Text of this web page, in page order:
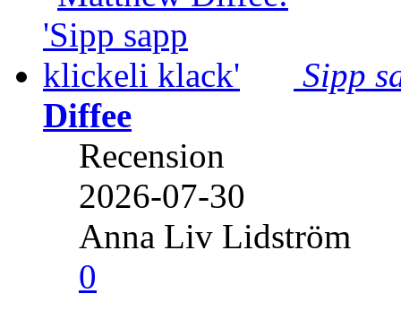
Sipp
Diffee
Recension
2026-07-30
Anna Liv Lidström
0